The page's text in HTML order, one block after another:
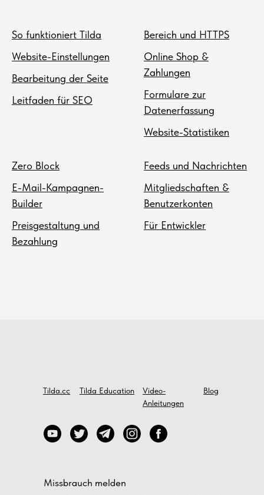
So funktioniert Tilda
Website-Einstellungen
Bearbeitung der Seite
Leitfaden für SEO
Bereich und HTTPS
Online Shop &
Zahlungen
Formulare zur
Datenerfassung
Website-Statistiken
Zero Block
E-Mail-Kampagnen-
Builder
Preisgestaltung und
Bezahlung
Feeds und Nachrichten
Mitgliedschaften &
Benutzerkonten
Für Entwickler
Tilda.cc Tilda Education
Video-
Anleitungen
Blog
Missbrauch melden